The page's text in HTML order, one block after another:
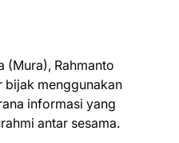
(Mura), Rahmanto
bijak menggunakan
informasi yang
antar sesama.